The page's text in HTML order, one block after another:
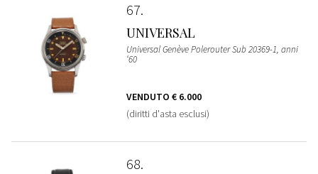
67
UNIVERSAL
Universal Genève Polerouter Sub 20369-1, anni
‘60
VENDUTO € 6.000
(diritti d'asta esclusi)
68